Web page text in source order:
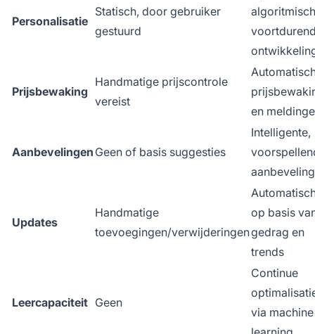
Personalisatie
Statisch, door gebruiker
gestuurd
Prijsbewaking
Handmatige prijscontrole
vereist
en
Aanbevelingen Geen of basis suggesties
Intelligente,
Updates
Handmatige
toevoegingen/verwijderingen
op basis
gedrag en
trends
Leercapaciteit Geen
Continue
via machine